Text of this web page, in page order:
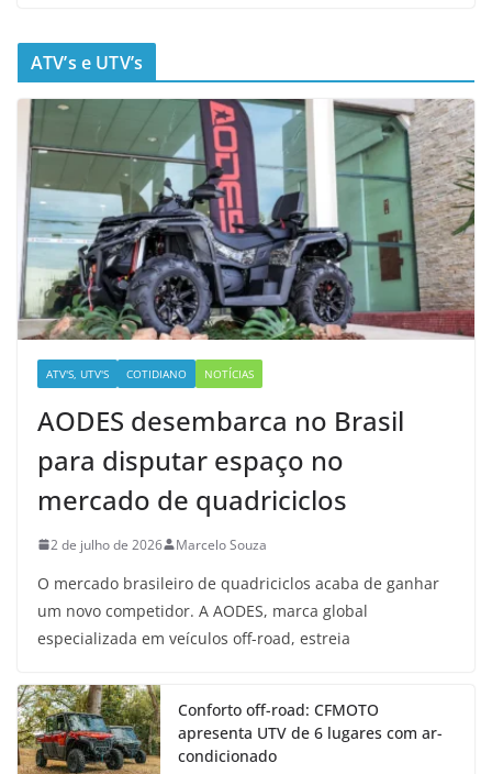
ATV’s e UTV’s
ATV'S, UTV'S COTIDIANO NOTÍCIAS
AODES desembarca no Brasil
para disputar espaço no
mercado de quadriciclos
2 de julho de 2026 Marcelo Souza
O mercado brasileiro de quadriciclos acaba de ganhar
um novo competidor. A AODES, marca global
especializada em veículos off-road, estreia
Conforto off-road: CFMOTO
apresenta UTV de 6 lugares com ar-
condicionado